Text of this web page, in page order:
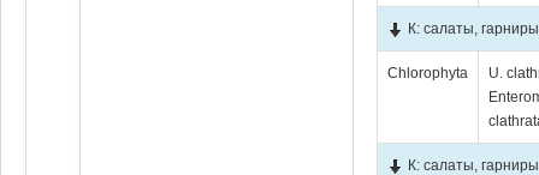
К: салаты,
Chlorophyta
U.
К: салаты,